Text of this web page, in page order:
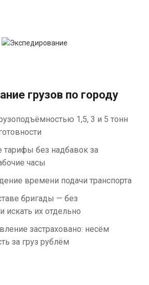
грузов по городу
1,5, 3 и 5 тонн
тарифы без надбавок за
часы
времени подачи транспорта
бригады — без
искать их отдельно
застраховано: несём
за груз рублём